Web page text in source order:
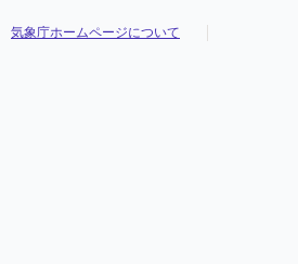
気象庁ホームページについて